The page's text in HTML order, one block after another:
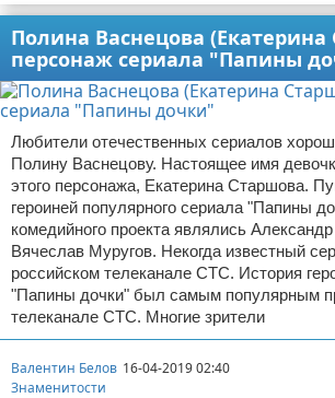
Полина Васнецова (Екатерина
персонаж сериала "Папины
Любители отечественных сериалов
Полину Васнецову. Настоящее имя
этого персонажа, Екатерина Старшова.
героиней популярного сериала "Папины
комедийного проекта являлись
Вячеслав Муругов. Некогда известный
российском телеканале СТС. История
"Папины дочки" был самым популярным
телеканале СТС. Многие зрители
Валентин Белов 16-04-2019 02:40
Знаменитости